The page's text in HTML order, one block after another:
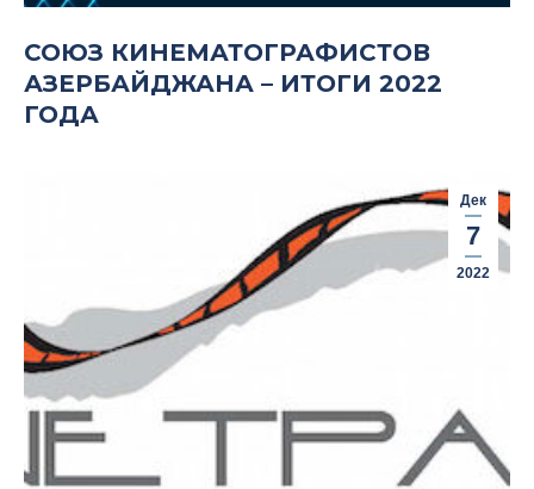
СОЮЗ КИНЕМАТОГРАФИСТОВ
АЗЕРБАЙДЖАНА – ИТОГИ 2022
ГОДА
Дек
7
2022